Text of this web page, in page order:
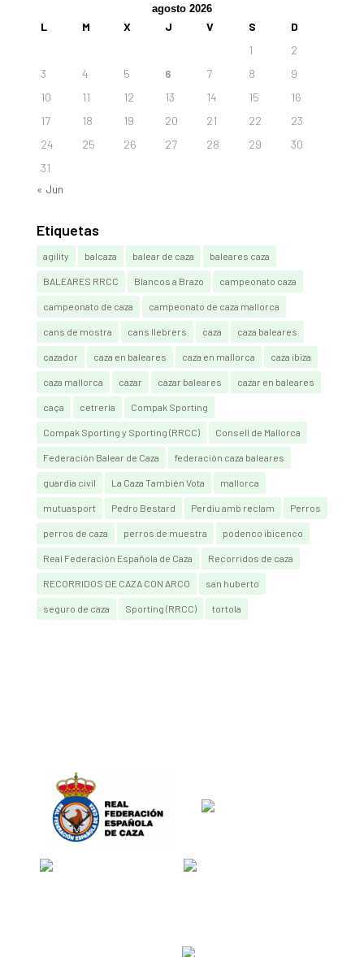
agosto 2026
L M X J V S
D
1
2
3
4 5 6 7 8
9
10
11 12 13 14 15
16
17
18 19 20 21 22
23
24
25 26 27 28 29
30
31
« Jun
Etiquetas
agility balcaza balear de caza baleares caza
BALEARES RRCC Blancos a Brazo campeonato caza
campeonato de caza campeonato de caza mallorca
cans de mostra cans llebrers caza caza baleares
cazador caza en baleares caza en mallorca caza ibiza
caza mallorca cazar cazar baleares cazar en baleares
caça cetrería Compak Sporting
Compak Sporting y Sporting (RRCC) Consell de Mallorca
Federación Balear de Caza federación caza baleares
guardia civil La Caza También Vota mallorca
mutuasport Pedro Bestard Perdiu amb reclam Perros
perros de caza perros de muestra podenco ibicenco
Real Federación Española de Caza Recorridos de caza
RECORRIDOS DE CAZA CON ARCO san huberto
seguro de caza Sporting (RRCC) tortola